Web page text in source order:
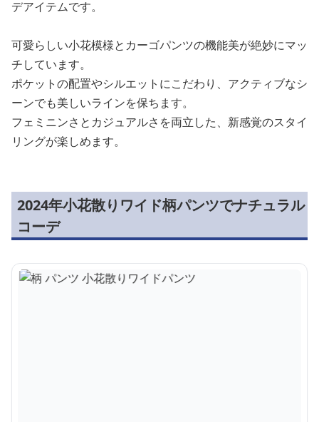
デアイテムです。
可愛らしい小花模様とカーゴパンツの機能美が絶妙にマッ
チしています。
ポケットの配置やシルエットにこだわり、アクティブなシ
ーンでも美しいラインを保ちます。
フェミニンさとカジュアルさを両立した、新感覚のスタイ
リングが楽しめます。
2024年小花散りワイド柄パンツでナチュラル
コーデ